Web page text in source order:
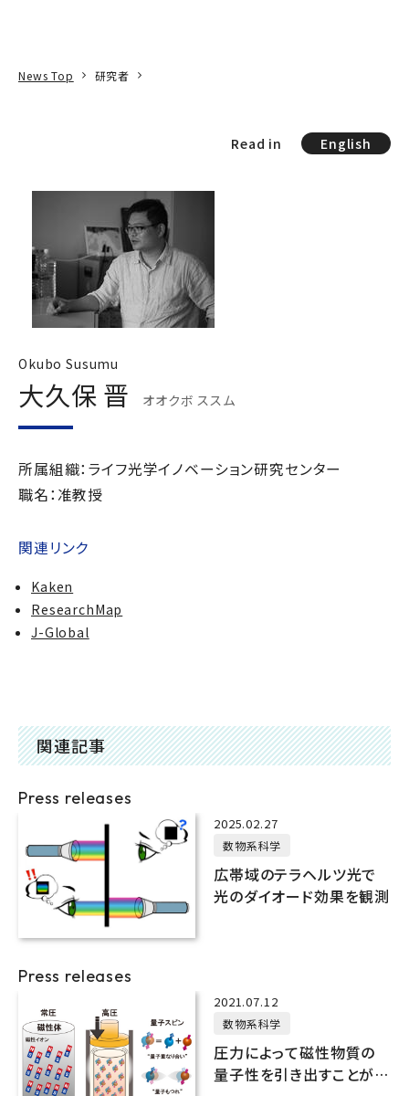
News Top 研究者
Read in English
Okubo Susumu
大久保 晋 オオクボ ススム
所属組織：ライフ光学イノベーション研究センター
職名：准教授
関連リンク
Kaken
ResearchMap
J-Global
関連記事
Press releases
2025.02.27
数物系科学
広帯域のテラヘルツ光で
光のダイオード効果を観測
Press releases
2021.07.12
数物系科学
圧力によって磁性物質の
量子性を引き出すことが可